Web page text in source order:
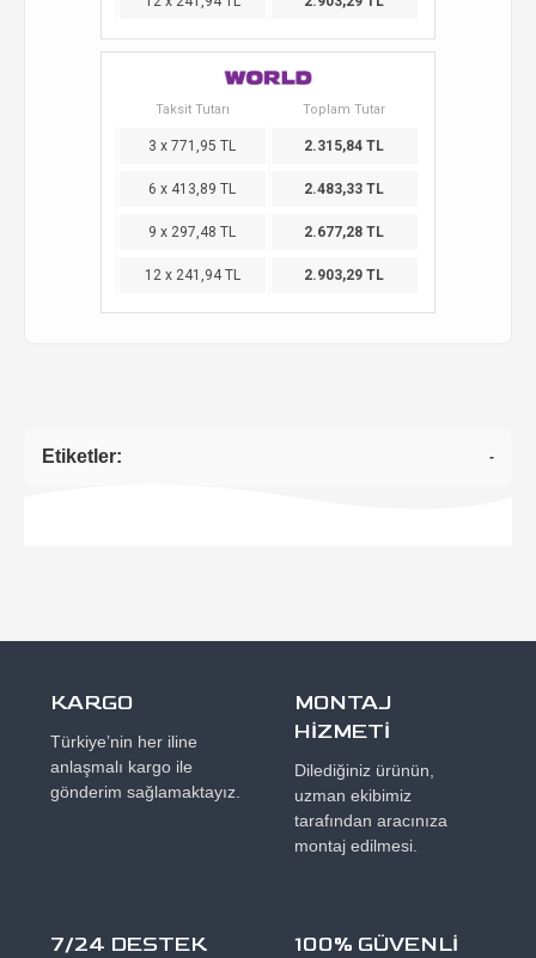
Taksit Tutarı Toplam Tutar
3 x 771,95 TL 2.315,84 TL
6 x 413,89 TL 2.483,33 TL
9 x 297,48 TL 2.677,28 TL
12 x 241,94 TL 2.903,29 TL
Etiketler: -
KARGO
Türkiye’nin her iline
anlaşmalı kargo ile
gönderim sağlamaktayız.
MONTAJ
HİZMETİ
Dilediğiniz ürünün,
uzman ekibimiz
tarafından aracınıza
montaj edilmesi.
7/24 DESTEK
100% GÜVENLİ